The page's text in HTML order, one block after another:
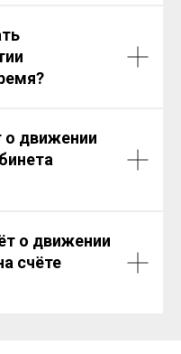
о движении
о движении
счёте